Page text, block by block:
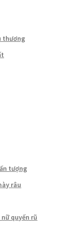
thương
tượng
râu
quyến rũ